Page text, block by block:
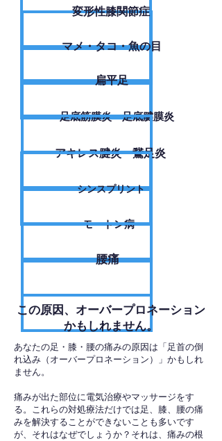
変形性膝関節症
​マメ・タコ・魚の目
扁平足
足底筋膜炎・足底腱膜炎
アキレス腱炎・鵞足炎
シンスプリント
モートン病
腰痛
​この原因、オーバープロネーション
かもしれません。
あなたの足・膝・腰の痛みの原因は「足首の倒
れ込み（オーバープロネーション）」かもしれ
ません。
痛みが出た部位に電気治療やマッサージをす
る。これらの対処療法だけでは足、膝、腰の痛
みを解決することができないことも多いです
が、それはなぜでしょうか？それは、痛みの根